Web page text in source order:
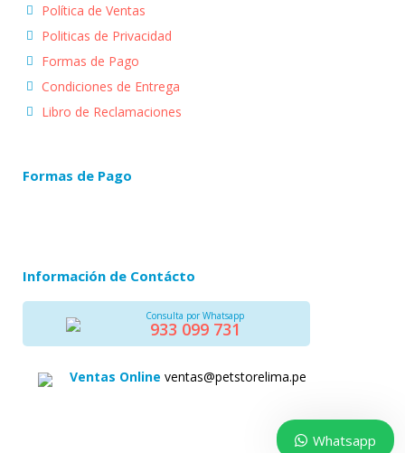
Política de Ventas
Politicas de Privacidad
Formas de Pago
Condiciones de Entrega
Libro de Reclamaciones
Formas de Pago
Información de Contácto
Consulta por Whatsapp
933 099 731
Ventas Online ventas@petstorelima.pe
Whatsapp